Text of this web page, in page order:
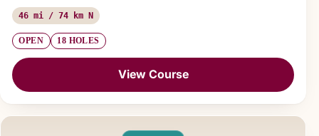
46 mi / 74 km N
OPEN 18 HOLES
View Course